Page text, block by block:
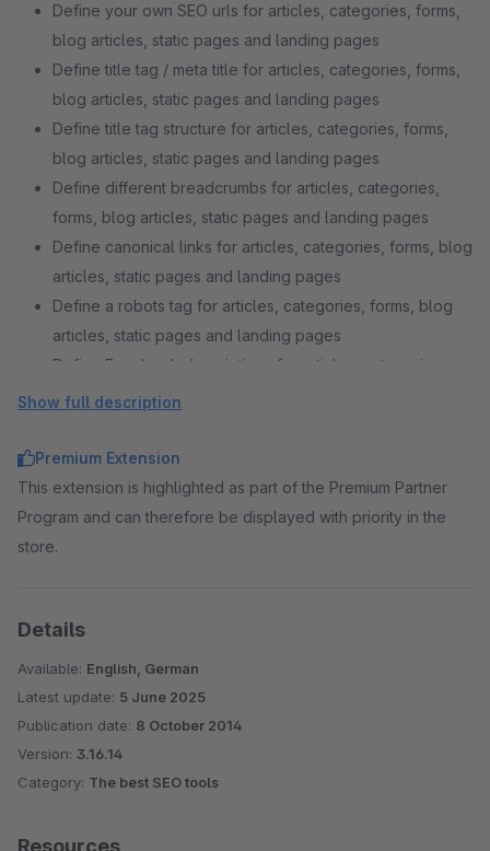
Define your own SEO urls for articles, categories, forms,
blog articles, static pages and landing pages
Define title tag / meta title for articles, categories, forms,
blog articles, static pages and landing pages
Define title tag structure for articles, categories, forms,
blog articles, static pages and landing pages
Define different breadcrumbs for articles, categories,
forms, blog articles, static pages and landing pages
Define canonical links for articles, categories, forms, blog
articles, static pages and landing pages
Define a robots tag for articles, categories, forms, blog
articles, static pages and landing pages
Define Facebook descriptions for articles, categories,
and blog articles
blog articles
Define Facebook image for articles, categories, and blog
articles
Define Twitter image for articles, categories, and blog
Show full description
Premium Extension
This extension is highlighted as part of the Premium Partner
Program and can therefore be displayed with priority in the
store.
Details
Available: English, German
Latest update: 5 June 2025
Publication date: 8 October 2014
Version: 3.16.14
Category: The best SEO tools
Resources